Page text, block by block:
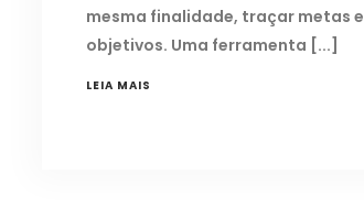
mesma finalidade, traçar metas e
objetivos. Uma ferramenta
LEIA MAIS